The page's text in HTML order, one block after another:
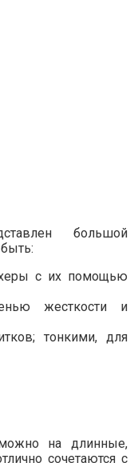
большой
с их помощью
жесткости и
тонкими, для
можно на длинные,
сочетаются с